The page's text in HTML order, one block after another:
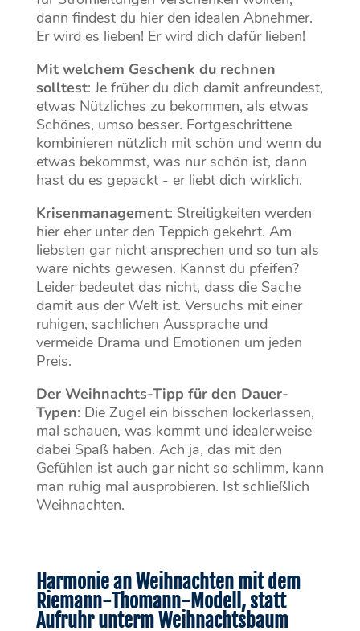
dann findest du hier den idealen Abnehmer.
Er wird es lieben! Er wird dich dafür lieben!
Mit welchem Geschenk du rechnen
solltest: Je früher du dich damit anfreundest,
etwas Nützliches zu bekommen, als etwas
Schönes, umso besser. Fortgeschrittene
kombinieren nützlich mit schön und wenn du
etwas bekommst, was nur schön ist, dann
hast du es gepackt - er liebt dich wirklich.
Krisenmanagement: Streitigkeiten werden
hier eher unter den Teppich gekehrt. Am
liebsten gar nicht ansprechen und so tun als
wäre nichts gewesen. Kannst du pfeifen?
Leider bedeutet das nicht, dass die Sache
damit aus der Welt ist. Versuchs mit einer
ruhigen, sachlichen Aussprache und
vermeide Drama und Emotionen um jeden
Preis.
Der Weihnachts-Tipp für den Dauer-
Typen: Die Zügel ein bisschen lockerlassen,
mal schauen, was kommt und idealerweise
dabei Spaß haben. Ach ja, das mit den
Gefühlen ist auch gar nicht so schlimm, kann
man ruhig mal ausprobieren. Ist schließlich
Weihnachten.
Harmonie an Weihnachten mit dem
Riemann-Thomann-Modell, statt
Aufruhr unterm Weihnachtsbaum